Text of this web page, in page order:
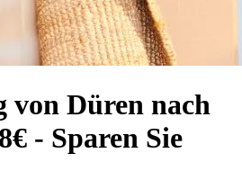
von Düren nach
- Sparen Sie